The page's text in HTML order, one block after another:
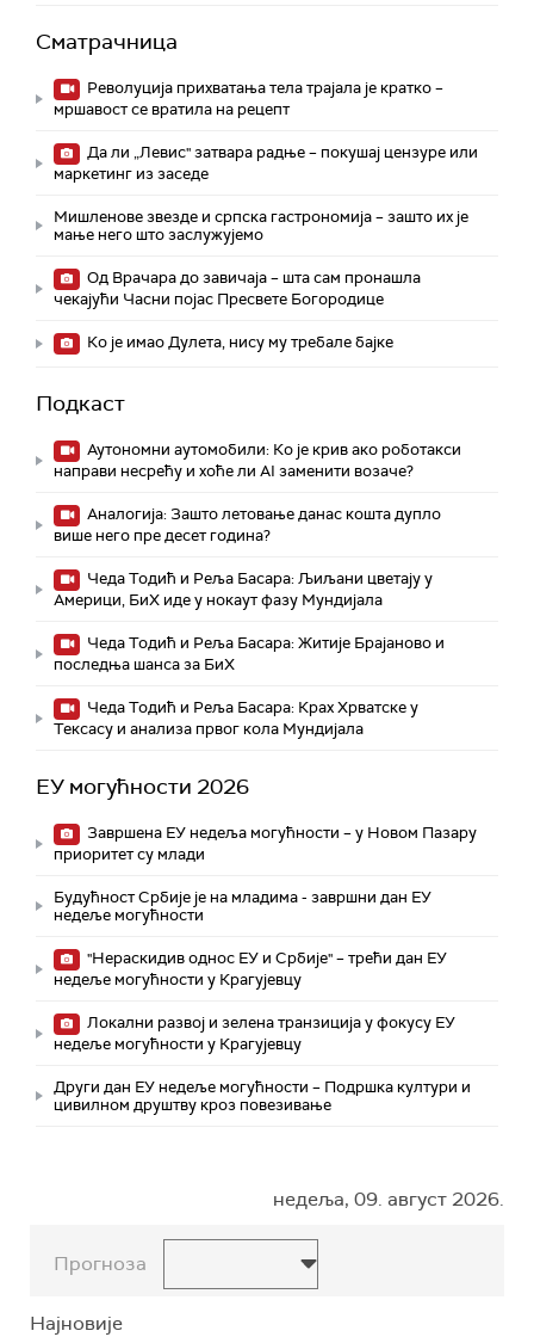
Сматрачница
Револуција прихватања тела трајала је кратко –
мршавост се вратила на рецепт
Да ли „Левис" затвара радње – покушај цензуре или
маркетинг из заседе
Мишленове звезде и српска гастрономија – зашто их је
мање него што заслужујемо
Од Врачара до завичаја – шта сам пронашла
чекајући Часни појас Пресвете Богородице
Ко је имао Дулета, нису му требале бајке
Подкаст
Аутономни аутомобили: Ко је крив ако роботакси
направи несрећу и хоће ли AI заменити возаче?
Аналогија: Зашто летовање данас кошта дупло
више него пре десет година?
Чеда Тодић и Реља Басара: Љиљани цветају у
Америци, БиХ иде у нокаут фазу Мундијала
Чеда Тодић и Реља Басара: Житије Брајаново и
последња шанса за БиХ
Чеда Тодић и Реља Басара: Крах Хрватске у
Тексасу и анализа првог кола Мундијала
ЕУ могућности 2026
Завршена ЕУ недеља могућности – у Новом Пазару
приоритет су млади
Будућност Србије је на младима - завршни дан ЕУ
недеље могућности
"Нераскидив однос ЕУ и Србије" – трећи дан ЕУ
недеље могућности у Крагујевцу
Локални развој и зелена транзиција у фокусу ЕУ
недеље могућности у Крагујевцу
Други дан ЕУ недеље могућности – Подршка култури и
цивилном друштву кроз повезивање
недеља, 09. август 2026.
Прогноза
Најновије